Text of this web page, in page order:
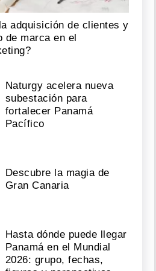
adquisición de clientes y
de marca en el
Naturgy acelera nueva
subestación para
fortalecer Panamá
Pacífico
Descubre la magia de
Gran Canaria
Hasta dónde puede llegar
Panamá en el Mundial
2026: grupo, fechas,